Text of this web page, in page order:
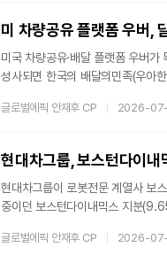
원)를 42%가량 웃돈 수치다. 이
미 차량공유 플랫폼 우버,
미국 차량공유·배달 플랫폼 우버
성사되면 한국의 배달의민족(우아
식 발표한 DH 인수는 단순한 하나
통해 우버는 중동과 사우디아라비
글로벌에픽 안재후 CP 2026-
현대차그룹, 보스턴다이
현대차그룹이 로봇전문 계열사 보
중이던 보스턴다이내믹스 지분
이뤄지지 않자 이를 발동한 것이
글로벌에픽 안재후 CP 2026-